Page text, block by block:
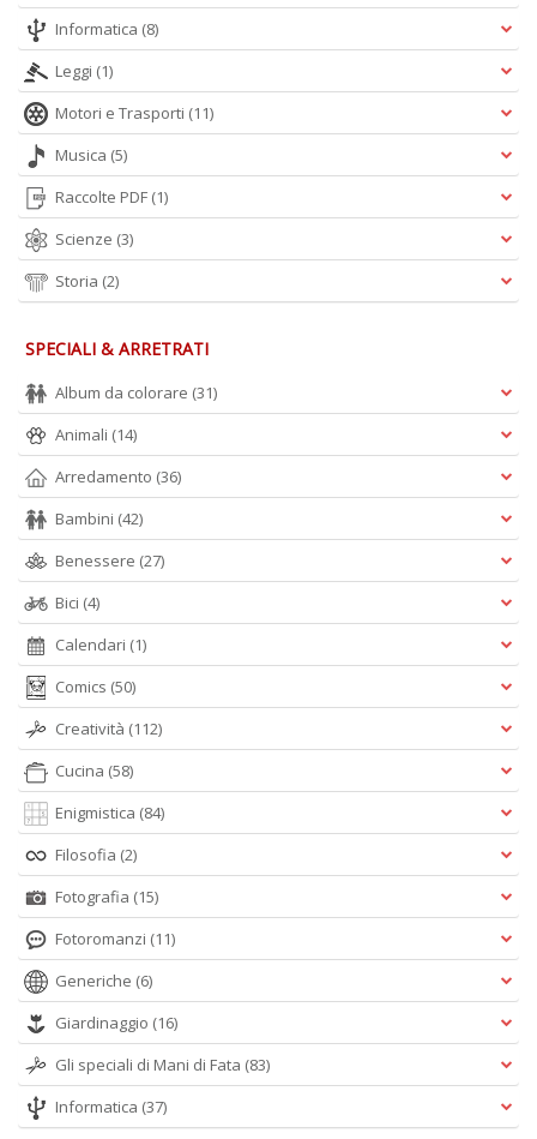
Informatica (8)
Leggi (1)
Motori e Trasporti (11)
Musica (5)
Raccolte PDF (1)
Scienze (3)
Storia (2)
SPECIALI & ARRETRATI
Album da colorare (31)
Animali (14)
Arredamento (36)
Bambini (42)
Benessere (27)
Bici (4)
Calendari (1)
Comics (50)
Creatività (112)
Cucina (58)
Enigmistica (84)
Filosofia (2)
Fotografia (15)
Fotoromanzi (11)
Generiche (6)
Giardinaggio (16)
Gli speciali di Mani di Fata (83)
Informatica (37)